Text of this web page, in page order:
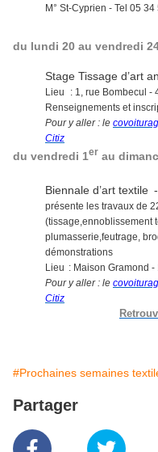
M° St-Cyprien - Tel 05
du lundi 20 au vendredi
Stage Tissage d’art
Lieu : 1, rue Bombecul -
Renseignements et
Pour y aller : le
Citiz
du vendredi 1er au
Biennale d’art textile
présente les travaux de
(tissage,ennoblissement
plumasserie,feutrage,
démonstrations
Lieu : Maison Gramond
Pour y aller : le
Citiz
#Prochaines semaines
Partager